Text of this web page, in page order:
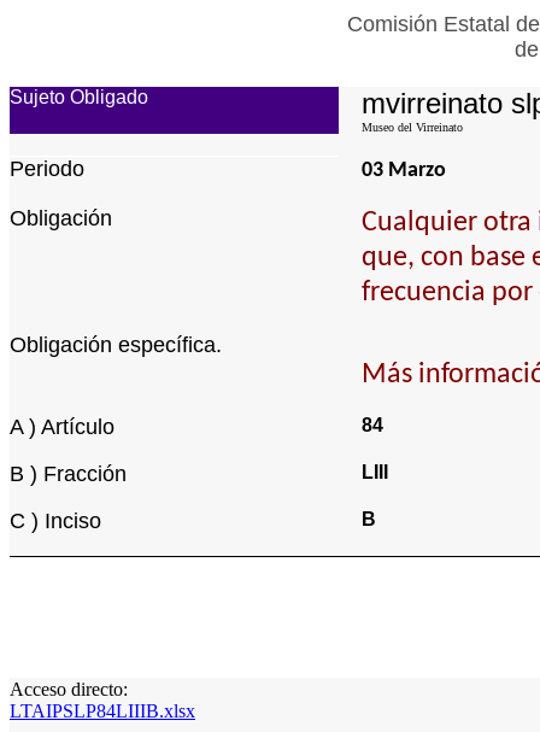
Comisión Estatal
Sujeto Obligado mvirreinato
Museo del Virreinato
Periodo 03 Marzo
Obligación
Cualquier otra
que, con base
frecuencia
Obligación específica.
Más
A ) Artículo 84
B ) Fracción LIII
C ) Inciso B
Acceso directo:
LTAIPSLP84LIIIB.xlsx